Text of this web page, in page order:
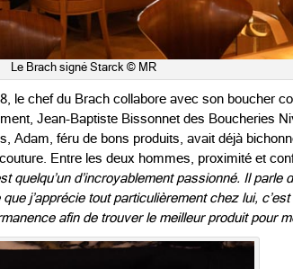
Le Brach signé Starck © MR
le chef du Brach collabore avec son boucher
Jean-Baptiste Bissonnet des Boucheries
Adam, féru de bons produits, avait déjà
Entre les deux hommes, proximité et
quelqu’un d’incroyablement passionné. Il parle
j’apprécie tout particulièrement chez lui,
afin de trouver le meilleur produit pour